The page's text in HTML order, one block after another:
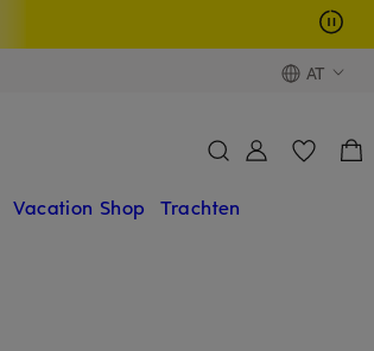
AT
Vacation Shop Trachten